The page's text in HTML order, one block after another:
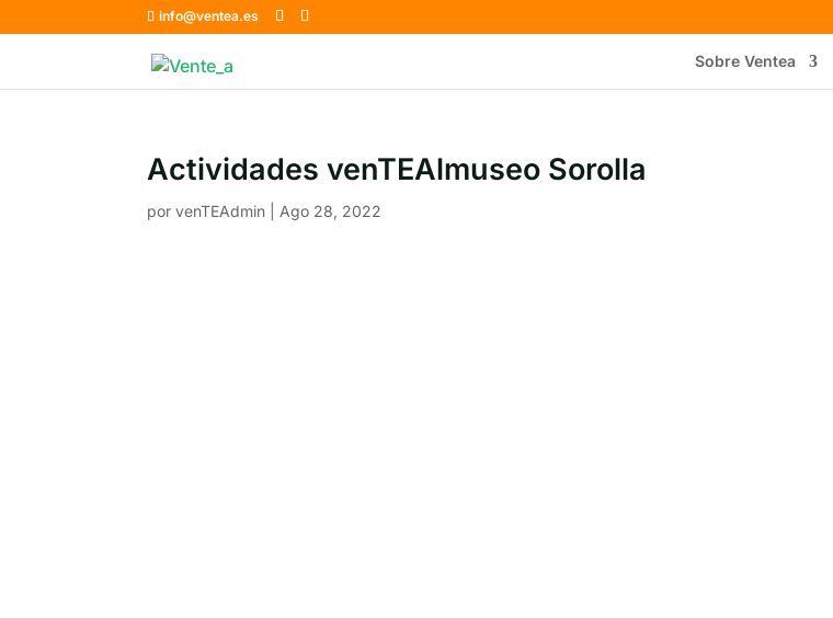
info@ventea.es
Sobre Ventea
Actividades venTEAlmuseo Sorolla
porvenTEAdmin Ago 28, 2022